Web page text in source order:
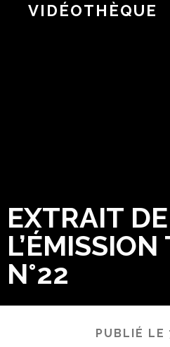
VIDÉOTHÈQUE
EXTRAIT DE
N°22
PUBLIÉ